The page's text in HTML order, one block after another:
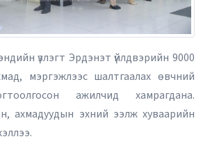
үзлэгт Эрдэнэт үйлдвэрийн 9000
мэргэжлээс шалтгаалах өвчний
ажилчид хамрагдана.
ахмадуудын эхний ээлж хуваарийн